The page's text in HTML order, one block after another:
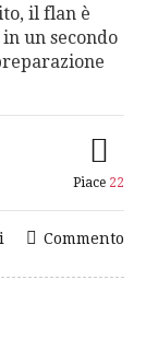
il flan è
un secondo
Piace 22
Commento